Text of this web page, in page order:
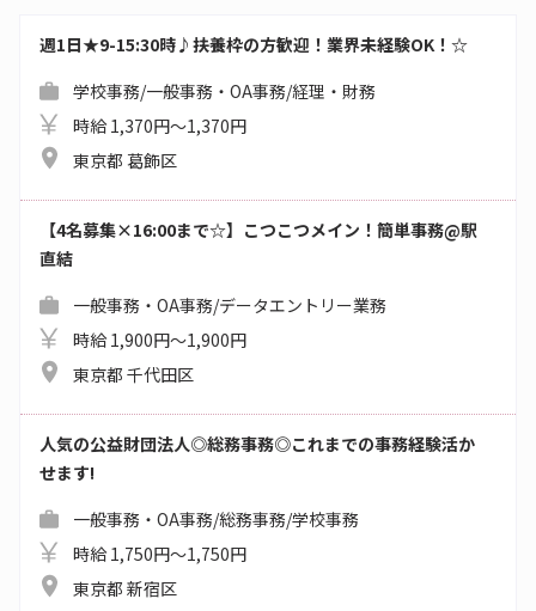
週1日★9-15:30時♪扶養枠の方歓迎！業界未経験OK！☆
学校事務/一般事務・OA事務/経理・財務
時給 1,370円～1,370円
東京都 葛飾区
【4名募集×16:00まで☆】こつこつメイン！簡単事務@駅
直結
一般事務・OA事務/データエントリー業務
時給 1,900円～1,900円
東京都 千代田区
人気の公益財団法人◎総務事務◎これまでの事務経験活か
せます!
一般事務・OA事務/総務事務/学校事務
時給 1,750円～1,750円
東京都 新宿区